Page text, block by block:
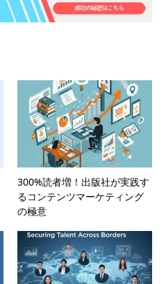
300%読者増！出版社が実践す
るコンテンツマーケティング
の極意